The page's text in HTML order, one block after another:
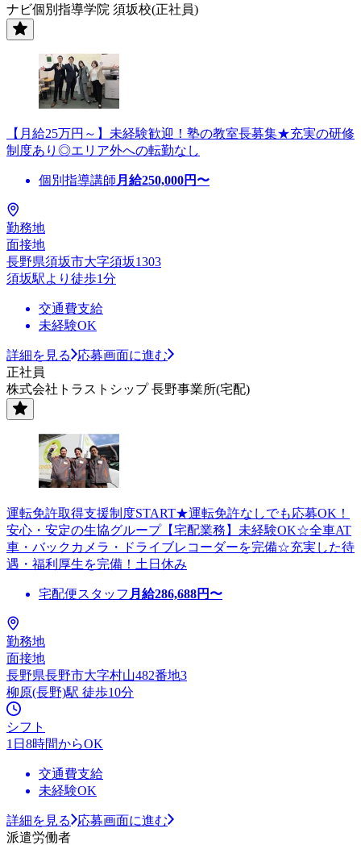
ナビ個別指導学院 須坂校(正社員)
【月給25万円～】未経験歓迎！塾の教室長募集★充実の研修
制度あり◎エリア外への転勤なし
個別指導講師 月給250,000円〜
勤務地
面接地
長野県須坂市大字須坂1303
須坂駅より徒歩1分
交通費支給
未経験OK
詳細を見る
応募画面に進む
正社員
株式会社トラストシップ 長野事業所(宅配)
運転免許取得支援制度START★運転免許なしでも応募OK！
安心・安定の生協グループ【宅配業務】未経験OK☆全車AT
車・バックカメラ・ドライブレコーダーを完備☆充実した待
遇・福利厚生を完備！土日休み
宅配便スタッフ 月給286,688円〜
勤務地
面接地
長野県長野市大字村山482番地3
柳原(長野)駅 徒歩10分
シフト
1日8時間からOK
交通費支給
未経験OK
詳細を見る
応募画面に進む
派遣労働者